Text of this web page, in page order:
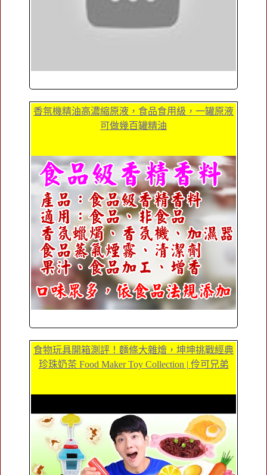
香氛機精油高濃縮原液，食品食用級，一罐原液
可做幾百罐精油
食物玩具開箱測評！麵條大雜燴，坤坤挑戰經典
珍珠奶茶 Food Maker Toy Collection | 伶可兄弟